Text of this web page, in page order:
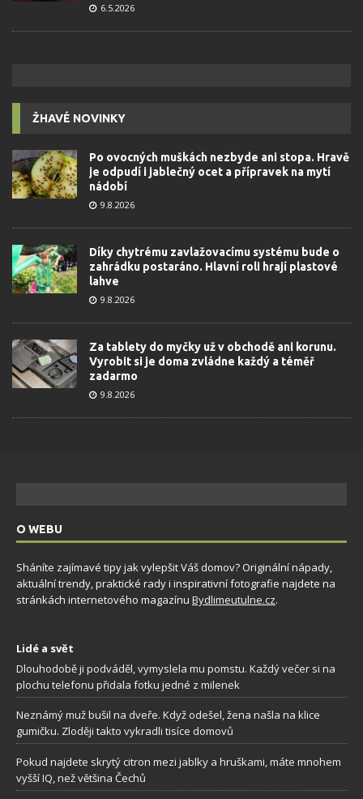
6.5.2026
ŽHAVÉ NOVINKY
Po ovocných muškách nezbyde ani stopa. Hravě
je odpudí i jablečný ocet a přípravek na mytí
nádobí
9.8.2026
Díky chytrému zavlažovacímu systému bude o
zahrádku postaráno. Hlavní roli hrají plastové
lahve
9.8.2026
Za tablety do myčky už v obchodě ani korunu.
Vyrobit si je doma zvládne každý a téměř
zadarmo
9.8.2026
O WEBU
Sháníte zajímavé tipy jak vylepšit Váš domov? Originální nápady,
aktuální trendy, praktické rady i inspirativní fotografie najdete na
stránkách internetového magazínu Bydlimeutulne.cz.
Lidé a svět
Dlouhodobě ji podváděl, vymyslela mu pomstu. Každý večer si na
plochu telefonu přidala fotku jedné z milenek
Neznámý muž bušil na dveře. Když odešel, žena našla na klice
gumičku. Zloději takto vykradli tisíce domovů
Pokud najdete skrytý citron mezi jablky a hruškami, máte mnohem
vyšší IQ, než většina Čechů